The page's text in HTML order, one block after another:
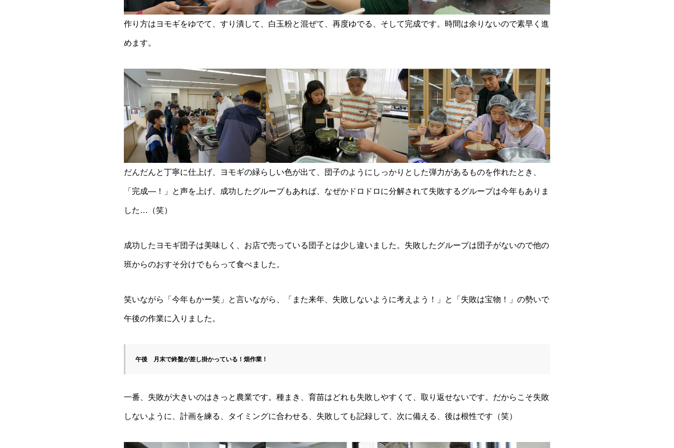
作り方はヨモギをゆでて、すり潰して、白玉粉と混ぜて、再度ゆでる、そして完成です。時間は余りないので素早く進
めます。
だんだんと丁寧に仕上げ、ヨモギの緑らしい色が出て、団子のようにしっかりとした弾力があるものを作れたとき、
「完成—！」と声を上げ、成功したグループもあれば、なぜかドロドロに分解されて失敗するグループは今年もありま
した…（笑）
成功したヨモギ団子は美味しく、お店で売っている団子とは少し違いました。失敗したグループは団子がないので他の
班からのおすそ分けでもらって食べました。
笑いながら「今年もかー笑」と言いながら、「また来年、失敗しないように考えよう！」と「失敗は宝物！」の勢いで
午後の作業に入りました。
午後　月末で終盤が差し掛かっている！畑作業！
一番、失敗が大きいのはきっと農業です。種まき、育苗はどれも失敗しやすくて、取り返せないです。だからこそ失敗
しないように、計画を練る、タイミングに合わせる、失敗しても記録して、次に備える、後は根性です（笑）